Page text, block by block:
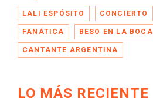
LALI ESPÓSITO CONCIERTO
FANÁTICA BESO EN LA BOCA
CANTANTE ARGENTINA
LO MÁS RECIENTE